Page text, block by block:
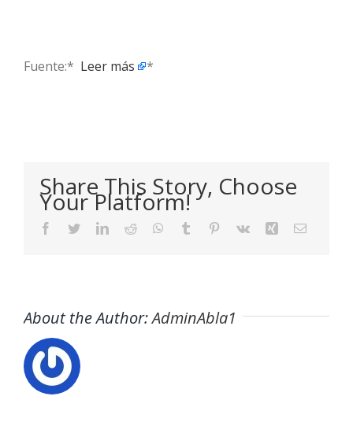
Fuente:* ​ Leer más *
Share This Story, Choose
Your Platform!
Facebook
TwitterLinkedIn
Reddit WhatsApp
Tumblr Pinterest
Vk Xing Email
About the Author:AdminAbla1